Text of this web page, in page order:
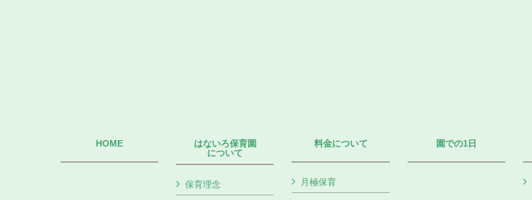
HOME
はないろ保育園
について
保育理念
料金について
月極保育
園での1日